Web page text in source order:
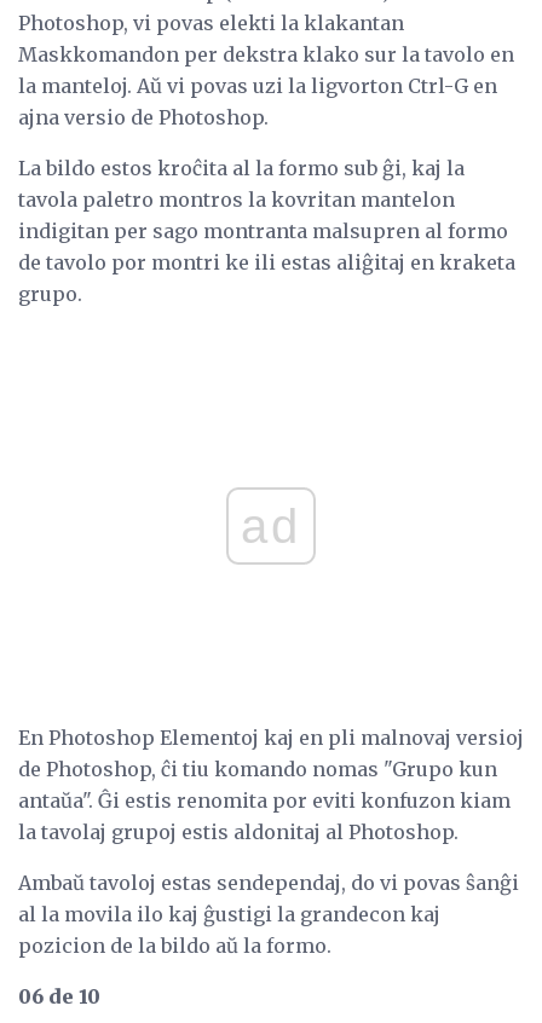
Photoshop, vi povas elekti la klakantan
Maskkomandon per dekstra klako sur la tavolo en
la manteloj. Aŭ vi povas uzi la ligvorton Ctrl-G en
ajna versio de Photoshop.
La bildo estos kroĉita al la formo sub ĝi, kaj la
tavola paletro montros la kovritan mantelon
indigitan per sago montranta malsupren al formo
de tavolo por montri ke ili estas aliĝitaj en kraketa
grupo.
ad
En Photoshop Elementoj kaj en pli malnovaj versioj
de Photoshop, ĉi tiu komando nomas "Grupo kun
antaŭa". Ĝi estis renomita por eviti konfuzon kiam
la tavolaj grupoj estis aldonitaj al Photoshop.
Ambaŭ tavoloj estas sendependaj, do vi povas ŝanĝi
al la movila ilo kaj ĝustigi la grandecon kaj
pozicion de la bildo aŭ la formo.
06 de 10